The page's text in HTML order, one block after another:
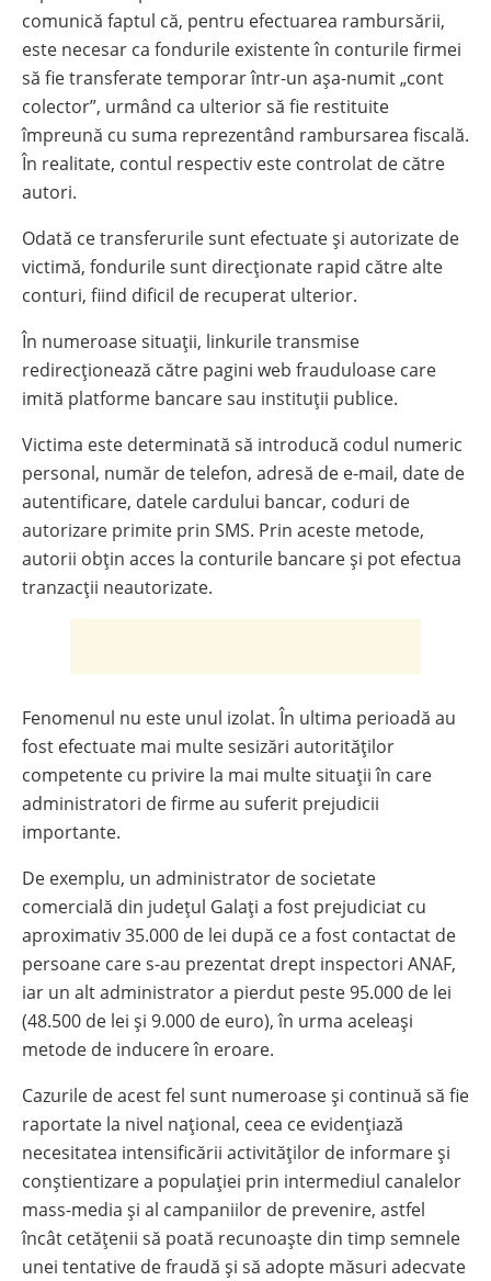
comunică faptul că, pentru efectuarea rambursării,
este necesar ca fondurile existente în conturile firmei
să fie transferate temporar într-un așa-numit „cont
colector”, urmând ca ulterior să fie restituite
împreună cu suma reprezentând rambursarea fiscală.
În realitate, contul respectiv este controlat de către
autori.
Odată ce transferurile sunt efectuate și autorizate de
victimă, fondurile sunt direcționate rapid către alte
conturi, fiind dificil de recuperat ulterior.
În numeroase situații, linkurile transmise
redirecționează către pagini web frauduloase care
imită platforme bancare sau instituții publice.
Victima este determinată să introducă codul numeric
personal, număr de telefon, adresă de e-mail, date de
autentificare, datele cardului bancar, coduri de
autorizare primite prin SMS. Prin aceste metode,
autorii obțin acces la conturile bancare și pot efectua
tranzacții neautorizate.
Fenomenul nu este unul izolat. În ultima perioadă au
fost efectuate mai multe sesizări autorităților
competente cu privire la mai multe situații în care
administratori de firme au suferit prejudicii
importante.
De exemplu, un administrator de societate
comercială din județul Galați a fost prejudiciat cu
aproximativ 35.000 de lei după ce a fost contactat de
persoane care s-au prezentat drept inspectori ANAF,
iar un alt administrator a pierdut peste 95.000 de lei
(48.500 de lei și 9.000 de euro), în urma aceleași
metode de inducere în eroare.
Cazurile de acest fel sunt numeroase și continuă să fie
raportate la nivel național, ceea ce evidențiază
necesitatea intensificării activităților de informare și
conștientizare a populației prin intermediul canalelor
mass-media și al campaniilor de prevenire, astfel
încât cetățenii să poată recunoaște din timp semnele
unei tentative de fraudă și să adopte măsuri adecvate